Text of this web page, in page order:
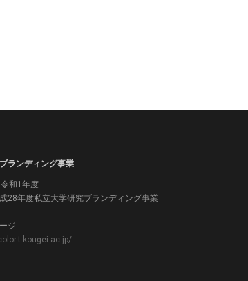
ランディング事業
和1年度
28年度私立大学研究ブランディング事業
ジ
kougei.ac.jp/